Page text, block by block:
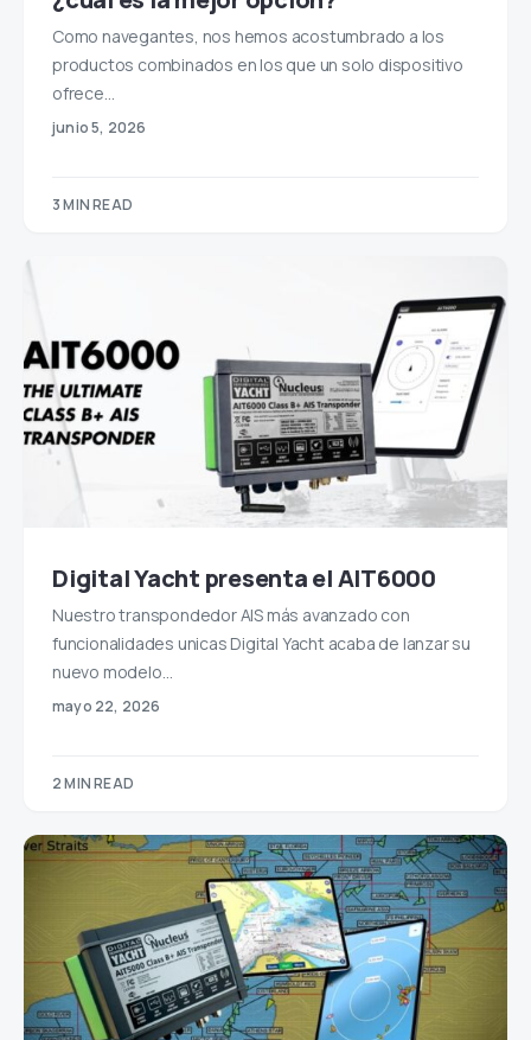
Como navegantes, nos hemos acostumbrado a los
productos combinados en los que un solo dispositivo
ofrece…
junio 5, 2026
3 MIN READ
Digital Yacht presenta el AIT6000
Nuestro transpondedor AIS más avanzado con
funcionalidades unicas Digital Yacht acaba de lanzar su
nuevo modelo…
mayo 22, 2026
2 MIN READ